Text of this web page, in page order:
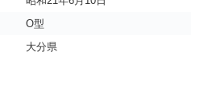
O型
大分県